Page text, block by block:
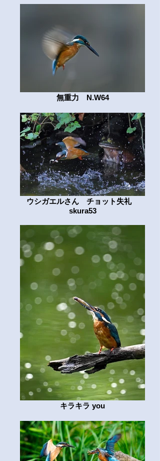
無重力 N.W64
ウシガエルさん チョット失礼
skura53
キラキラ you